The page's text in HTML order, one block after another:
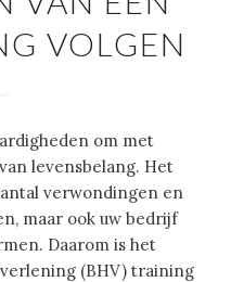
VOLGEN
om met
levensbelang. Het
verwondingen en
maar ook uw bedrijf
Daarom is het
(BHV) training